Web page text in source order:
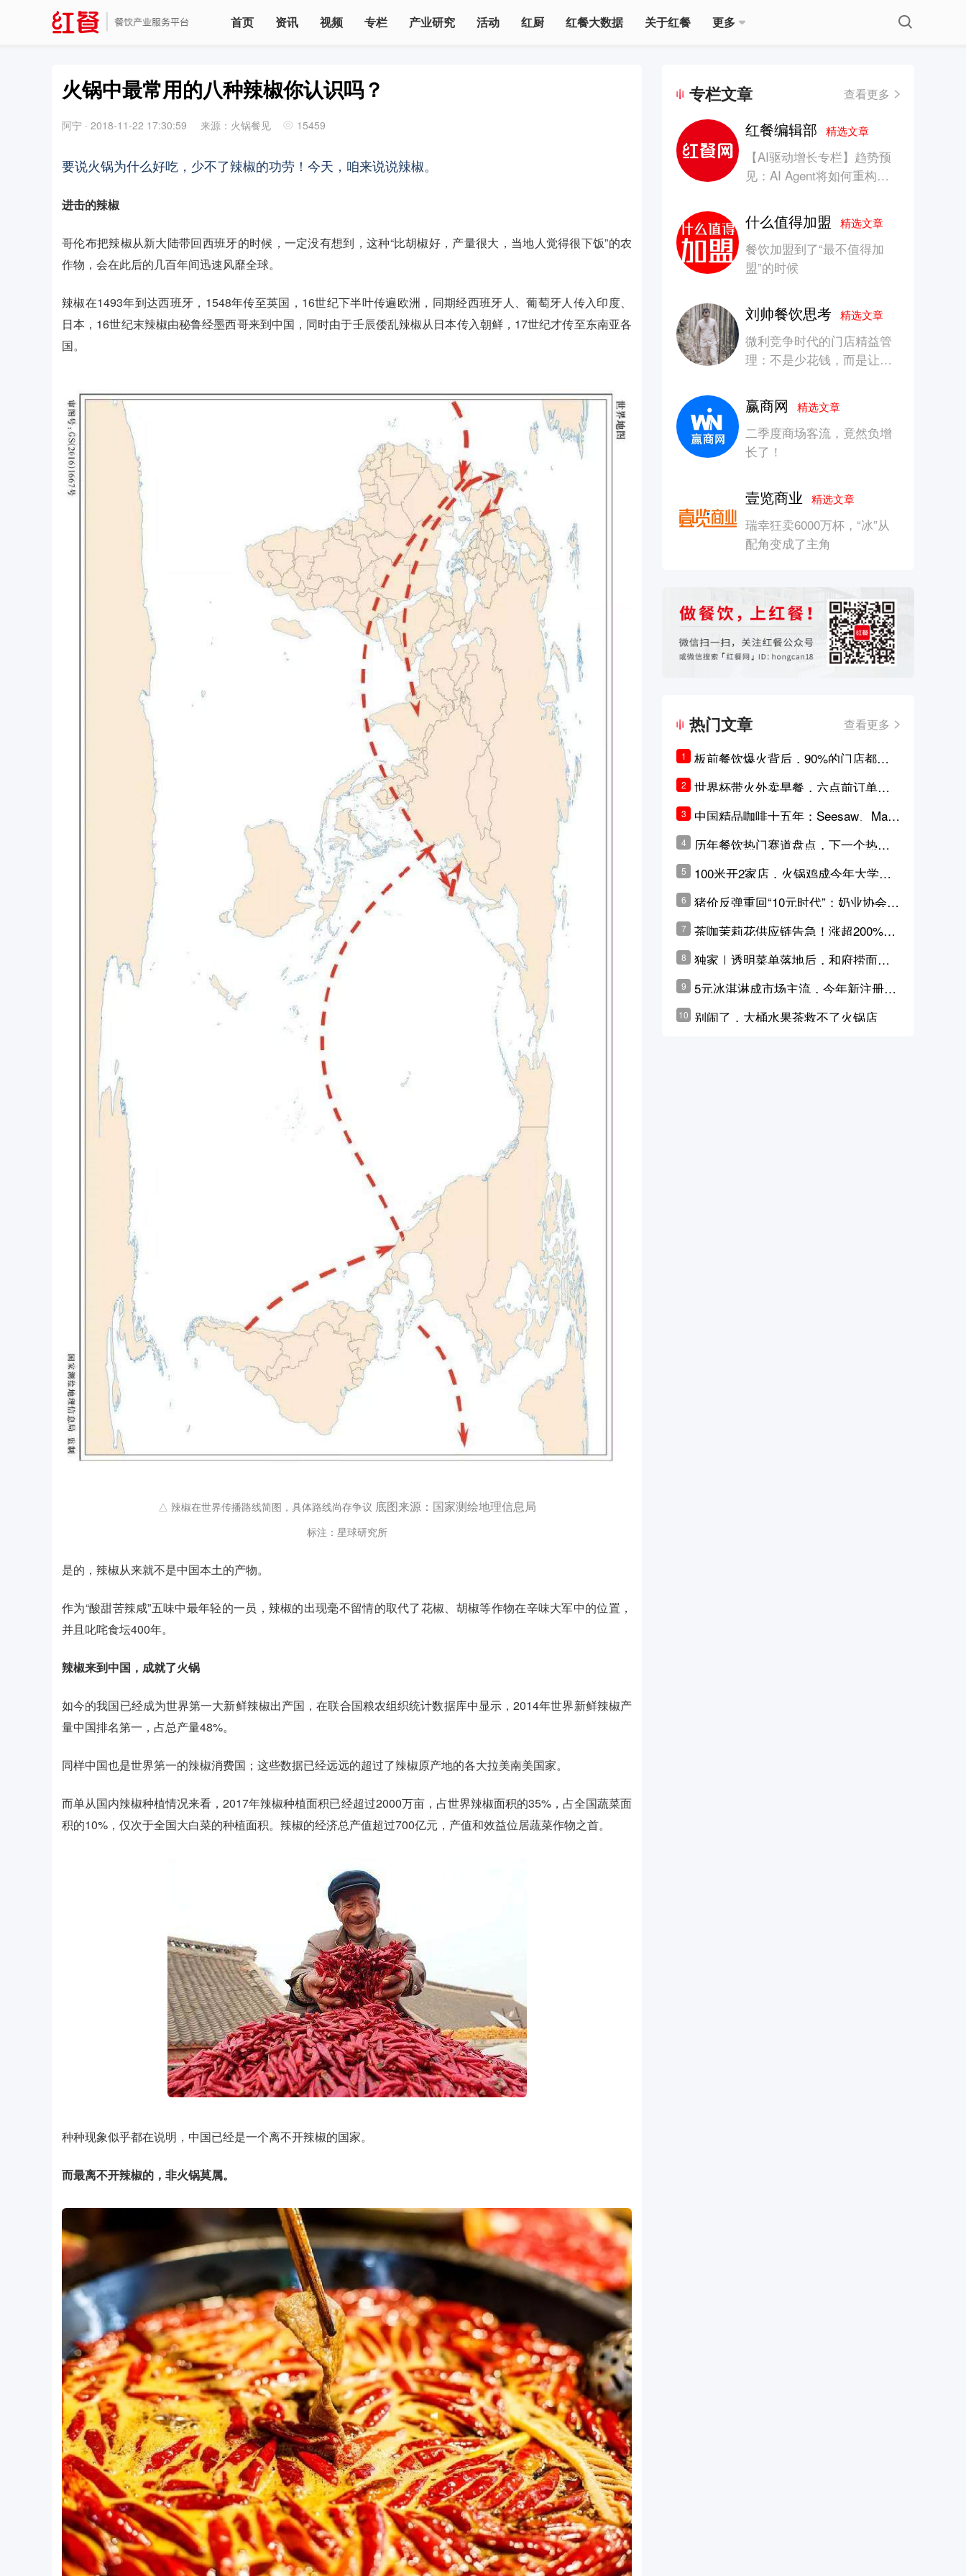
首页 资讯 视频 专栏 产业研究 活动 红厨 红餐大数据 关于红餐 更多
火锅中最常用的八种辣椒你认识吗？
阿宁 · 2018-11-22 17:30:59 来源：火锅餐见 15459
要说火锅为什么好吃，少不了辣椒的功劳！今天，咱来说说辣椒。
进击的辣椒
哥伦布把辣椒从新大陆带回西班牙的时候，一定没有想到，这种“比胡椒好，产量很大，当地人觉得很下饭”的农
作物，会在此后的几百年间迅速风靡全球。
辣椒在1493年到达西班牙，1548年传至英国，16世纪下半叶传遍欧洲，同期经西班牙人、葡萄牙人传入印度、
日本，16世纪末辣椒由秘鲁经墨西哥来到中国，同时由于壬辰倭乱辣椒从日本传入朝鲜，17世纪才传至东南亚各
国。
△ 辣椒在世界传播路线简图，具体路线尚存争议 底图来源：国家测绘地理信息局
标注：星球研究所
是的，辣椒从来就不是中国本土的产物。
作为“酸甜苦辣咸”五味中最年轻的一员，辣椒的出现毫不留情的取代了花椒、胡椒等作物在辛味大军中的位置，
并且叱咤食坛400年。
辣椒来到中国，成就了火锅
如今的我国已经成为世界第一大新鲜辣椒出产国，在联合国粮农组织统计数据库中显示，2014年世界新鲜辣椒产
量中国排名第一，占总产量48%。
同样中国也是世界第一的辣椒消费国；这些数据已经远远的超过了辣椒原产地的各大拉美南美国家。
而单从国内辣椒种植情况来看，2017年辣椒种植面积已经超过2000万亩，占世界辣椒面积的35%，占全国蔬菜面
积的10%，仅次于全国大白菜的种植面积。辣椒的经济总产值超过700亿元，产值和效益位居蔬菜作物之首。
种种现象似乎都在说明，中国已经是一个离不开辣椒的国家。
而最离不开辣椒的，非火锅莫属。
专栏文章 查看更多
红餐编辑部精选文章
【AI驱动增长专栏】趋势预
见：AI Agent将如何重构消
什么值得加盟精选文章
餐饮加盟到了“最不值得加
盟”的时候
刘帅餐饮思考精选文章
微利竞争时代的门店精益管
理：不是少花钱，而是让每
赢商网精选文章
二季度商场客流，竟然负增
长了！
壹览商业精选文章
瑞幸狂卖6000万杯，“冰”从
配角变成了主角
热门文章 查看更多
1
板前餐饮爆火背后，90%的门店都只
是徒有其表的刻意作秀？
2
世界杯带火外卖早餐，六点前订单大
3
中国精品咖啡十五年：Seesaw、Man
ner、M Stand为何结出了不同的果
实？
4
历年餐饮热门赛道盘点，下一个热门
5
100米开2家店，火锅鸡成今年大学城
6
猪价反弹重回“10元时代”；奶业协会称
原奶价格现回暖迹象
7
茶咖茉莉花供应链告急！涨超200%，
横州花价冲破50元一斤
8
独家｜透明菜单落地后，和府捞面李
学林公布未来10年计划
9
5元冰淇淋成市场主流，今年新注册相
10 别闹了，大桶水果茶救不了火锅店